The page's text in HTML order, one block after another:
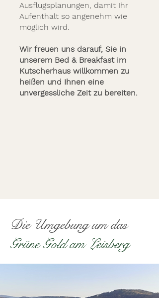
Ausflugsplanungen, damit Ihr
Aufenthalt so angenehm wie
möglich wird.
Wir freuen uns darauf, Sie in
unserem Bed & Breakfast im
Kutscherhaus willkommen zu
heißen und Ihnen eine
unvergessliche Zeit zu bereiten.
Die Umgebung um das
Grüne Gold am Leisberg